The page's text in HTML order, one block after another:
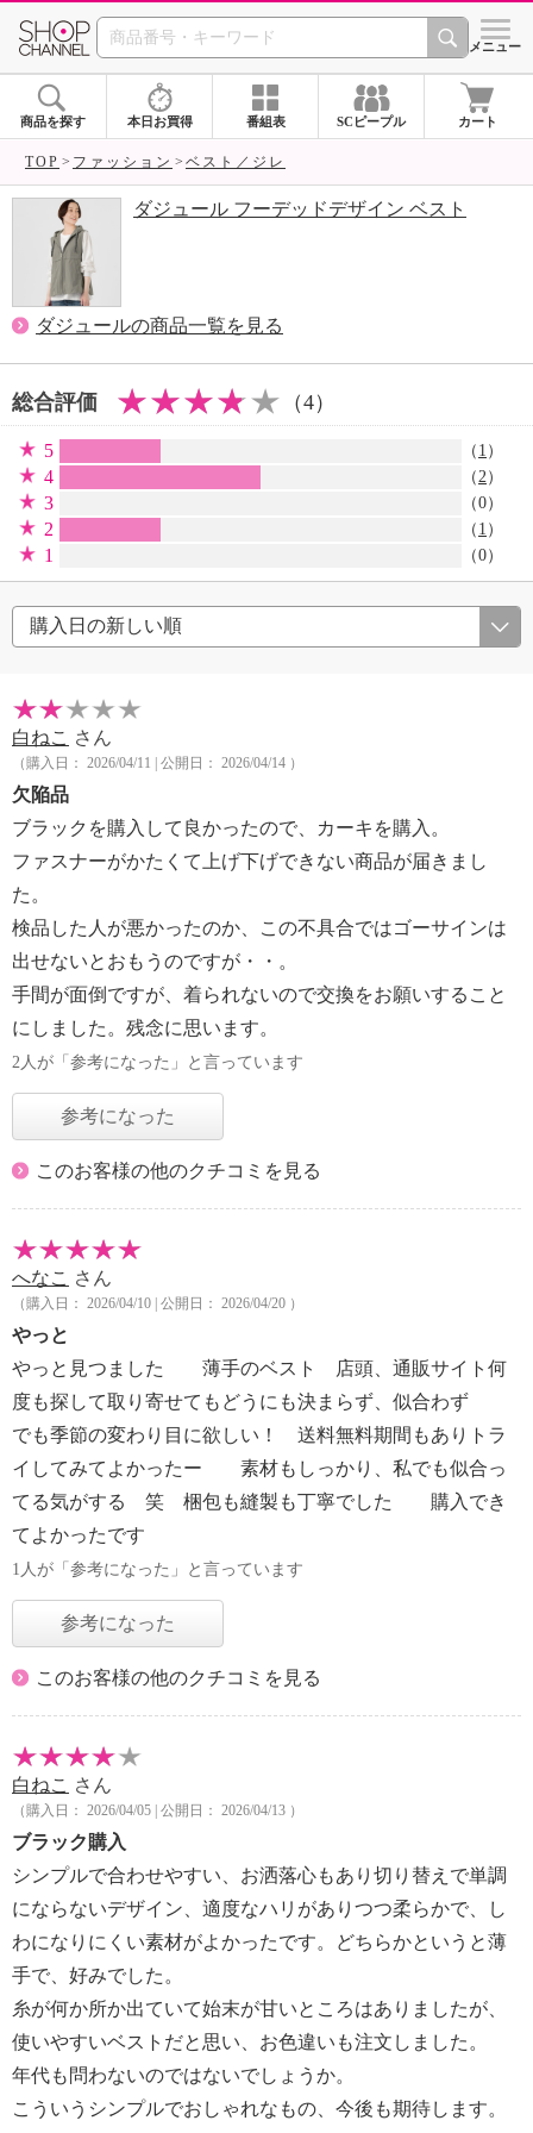
SHOP CHANNEL シメニュー
商品を探す 本日お買得 番組表 SCピープル カート
TOP ファッション ベスト／ジレ
ダジュール フーデッドデザイン ベスト
ダジュールの商品一覧を見る
総合評価 （4）
5 （ 1 ）
4 （2）
3 （0）
2 （ 1 ）
1 （0）
白ねこ さん
（購入日： 2026/04/11 | 公開日： 2026/04/14 ）
欠陥品
ブラックを購入して良かったので、カーキを購入。
ファスナーがかたくて上げ下げできない商品が届きまし
た。
検品した人が悪かったのか、この不具合ではゴーサインは
出せないとおもうのですが・・。
手間が面倒ですが、着られないので交換をお願いすること
にしました。残念に思います。
2人が「参考になった」と言っています
参考になった
このお客様の他のクチコミを見る
へなこ さん
（購入日： 2026/04/10 | 公開日： 2026/04/20 ）
やっと
やっと見つました 薄手のベスト 店頭、通販サイト何
度も探して取り寄せてもどうにも決まらず、似合わず
でも季節の変わり目に欲しい！ 送料無料期間もありトラ
イしてみてよかったー 素材もしっかり、私でも似合っ
てる気がする 笑 梱包も縫製も丁寧でした 購入でき
てよかったです
1人が「参考になった」と言っています
参考になった
このお客様の他のクチコミを見る
白ねこ さん
（購入日： 2026/04/05 | 公開日： 2026/04/13 ）
ブラック購入
シンプルで合わせやすい、お洒落心もあり切り替えで単調
にならないデザイン、適度なハリがありつつ柔らかで、し
わになりにくい素材がよかったです。どちらかというと薄
手で、好みでした。
糸が何か所か出ていて始末が甘いところはありましたが、
使いやすいベストだと思い、お色違いも注文しました。
年代も問わないのではないでしょうか。
こういうシンプルでおしゃれなもの、今後も期待します。